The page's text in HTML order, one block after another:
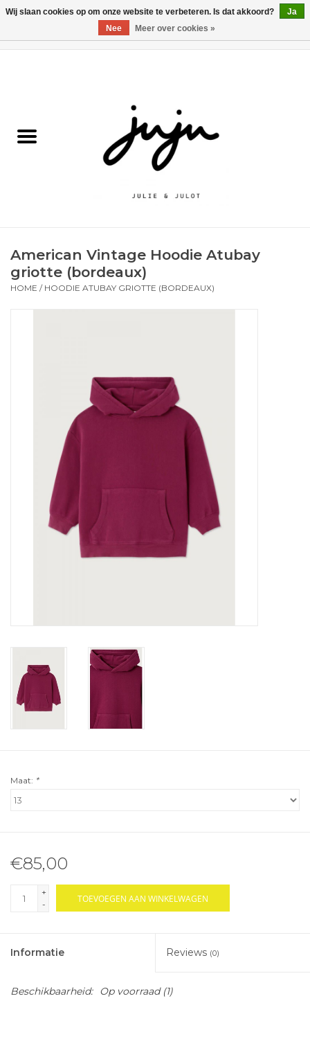
Kledij jongens
Schoenen
Cadeaubonnen
American Vintage Hoodie Atubay
griotte (bordeaux)
HOME / HOODIE ATUBAY GRIOTTE (BORDEAUX)
Maat: *
€85,00
+
-
TOEVOEGEN AAN WINKELWAGEN
Informatie Reviews (0)
Beschikbaarheid: Op voorraad(1)
Wij slaan cookies op om onze website te verbeteren. Is dat akkoord?
Ja
Nee
Meer over cookies »